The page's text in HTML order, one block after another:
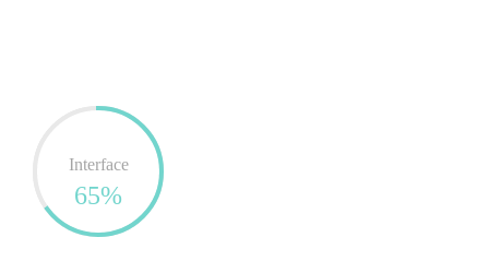
Interface
65%